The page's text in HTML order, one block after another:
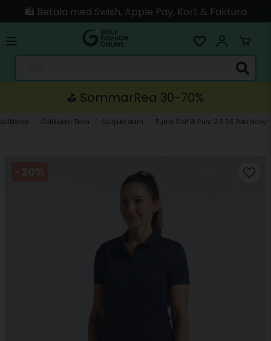
🛍️ Betala med Swish, Apple Pay, Kort & Faktura
🚚 Skickas direkt från lagret i Linköping
⛳️ SommarRea 30-70%
Golfkläder Dam Golfpiké dam Puma Golf W Pure 2.0 SS Polo Navy